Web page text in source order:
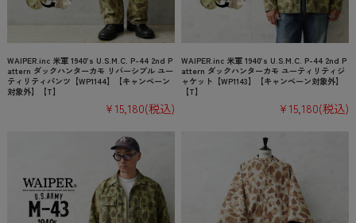
WAIPER.inc 米軍 1940’s U.S.M.C. P-44 2nd P
attern ダックハンターカモ リバーシブル ユー
ティリティパンツ【WP1144】【キャンペーン
対象外】【T】
¥15,180(税込)
WAIPER.inc 米軍 1940’s U.S.M.C. P-44 2nd P
attern ダックハンターカモ ユーティリティジ
ャケット【WP1143】【キャンペーン対象外】
【T】
¥15,180(税込)